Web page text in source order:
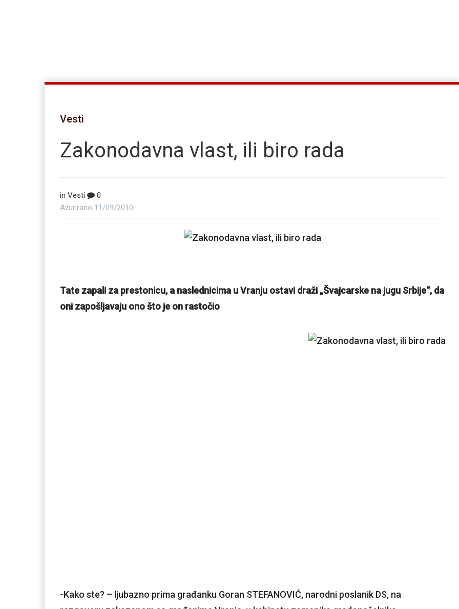
Vesti
Zakonodavna vlast, ili biro rada
in Vesti
0
Ažurirano 11/09/2010
Tate zapali za prestonicu, a naslednicima u Vranju ostavi draži „Švajcarske na jugu Srbije“, da
oni zapošljavaju ono što je on rastočio
-Kako ste? – ljubazno prima građanku Goran STEFANOVIĆ, narodni poslanik DS, na